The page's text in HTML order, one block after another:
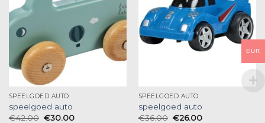
SPEELGOED AUTO
speelgoed auto
€42.00 €30.00
SPEELGOED AUTO
speelgoed auto
€36.00 €26.00
EUR